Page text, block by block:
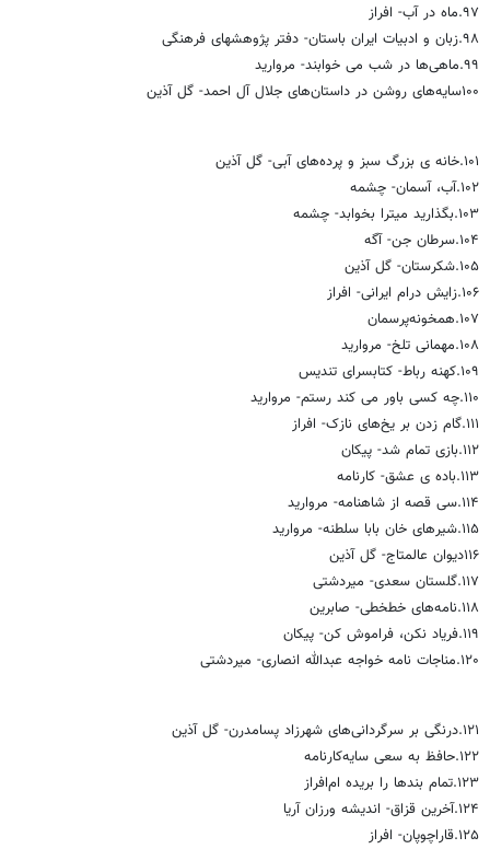
۹۷.ماه در آب‌- افراز
۹۸.زبان و ادبیات ایران باستان- دفتر پژوهشهای فرهنگی
۹۹.ماهی‌ها در شب می خوابند‌- مروارید
۱۰۰سایه‌های روشن در داستان‌های جلال آل احمد- گل آذین
۱۰۱.خانه ی بزرگ سبز و پرده‌های آبی- گل آذین
۱۰۲.آب، آسمان‌- چشمه
۱۰۳.بگذارید میترا بخوابد‌- چشمه
۱۰۴.سرطان جن‌- آگه
۱۰۵.شکرستان‌- گل آذین
۱۰۶.زایش درام ایرانی- افراز
۱۰۷.همخونه‌پرسمان
۱۰۸.مهمانی تلخ- مروارید
۱۰۹.کهنه رباط- کتابسرای تندیس
۱۱۰.چه کسی باور می کند رستم‌- مروارید
۱۱۱.گام زدن بر یخ‌های نازک‌- افراز
۱۱۲.بازی تمام شد‌- پیکان
۱۱۳.باده ی عشق‌- کارنامه
۱۱۴.سی قصه از شاهنامه- مروارید
۱۱۵.شیرهای خان بابا سلطنه- مروارید
۱۱۶دیوان عالمتاج‌- گل آذین
۱۱۷.گلستان سعدی- میردشتی
۱۱۸.نامه‌های خطخطی- صابرین
۱۱۹.فریاد نکن، فراموش کن‌- پیکان
۱۲۰.مناجات نامه خواجه عبدالله انصاری‌- میردشتی
۱۲۱.درنگی بر سرگردانی‌های شهرزاد پسامدرن‌- گل آذین
۱۲۲.حافظ به سعی سایه‌کارنامه
۱۲۳.تمام بندها را بریده ام‌افراز
۱۲۴.آخرین قزاق- اندیشه ورزان آریا
۱۲۵.قاراچوپان- افراز